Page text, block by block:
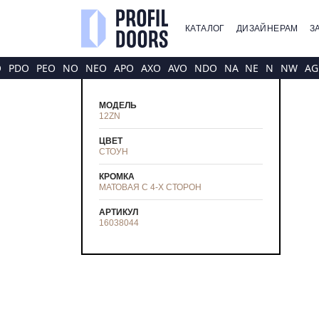
КАТАЛОГ ДИЗАЙНЕРАМ
PDO PEO NO NEO APO AXO AVO NDO NA NE N NW AG
МОДЕЛЬ
12ZN
ЦВЕТ
СТОУН
КРОМКА
МАТОВАЯ С 4-Х СТОРОН
АРТИКУЛ
16038044